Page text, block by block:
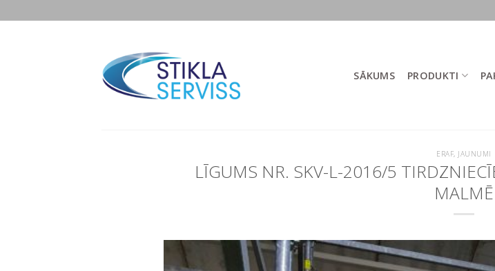
to
SĀKUMS PRODUKTI
ERAF, JAUNUMI
LĪGUMS NR. SKV-L-2016/5
MALMĒ